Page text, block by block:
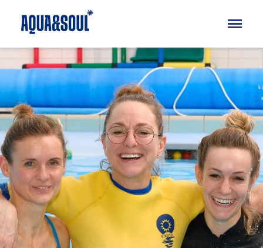
Aqua
Soul
Erwachsene
Aqua
Soul
Specials
Ferienkurse
Blog
FAQ